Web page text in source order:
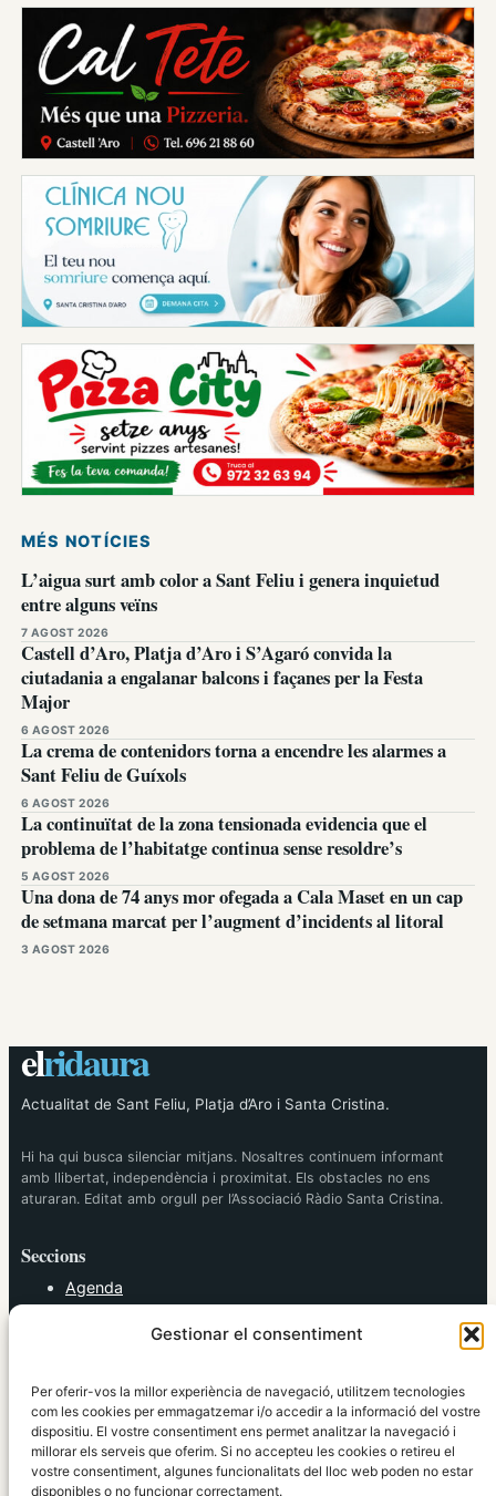
Gestionar el consentiment
Per oferir-vos la millor experiència de navegació, utilitzem tecnologies
com les cookies per emmagatzemar i/o accedir a la informació del vostre
dispositiu. El vostre consentiment ens permet analitzar la navegació i
millorar els serveis que oferim. Si no accepteu les cookies o retireu el
vostre consentiment, algunes funcionalitats del lloc web poden no estar
disponibles o no funcionar correctament.
MÉS NOTÍCIES
L’aigua surt amb color a Sant Feliu i genera inquietud
entre alguns veïns
7 AGOST 2026
Castell d’Aro, Platja d’Aro i S’Agaró convida la
ciutadania a engalanar balcons i façanes per la Festa
Major
6 AGOST 2026
La crema de contenidors torna a encendre les alarmes a
Sant Feliu de Guíxols
6 AGOST 2026
La continuïtat de la zona tensionada evidencia que el
problema de l’habitatge continua sense resoldre’s
5 AGOST 2026
Una dona de 74 anys mor ofegada a Cala Maset en un cap
de setmana marcat per l’augment d’incidents al litoral
3 AGOST 2026
elridaura
Actualitat de Sant Feliu, Platja d’Aro i Santa Cristina.
Hi ha qui busca silenciar mitjans. Nosaltres continuem informant
amb llibertat, independència i proximitat. Els obstacles no ens
aturaran. Editat amb orgull per l’Associació Ràdio Santa Cristina.
Seccions
Agenda
Política
Societat
Tendències